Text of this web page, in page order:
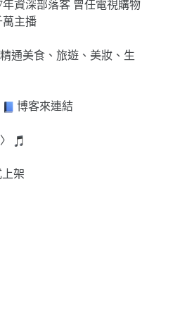
資深部落客 曾任電視購物
萬主播
通美食、旅遊、美妝、生
博客來連結
架